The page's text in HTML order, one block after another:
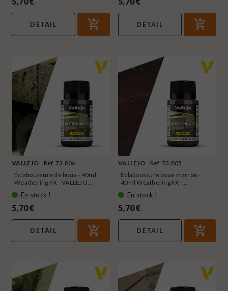
DÉTAIL DÉTAIL
VALLEJO
Ref. 73.806
Éclaboussure de boue - 40ml
Weathering FX - VALLEJO...
En stock !
5,70 €
DÉTAIL
VALLEJO
Ref. 73.805
Éclaboussure boue marron -
40ml Weathering FX -...
En stock !
5,70 €
DÉTAIL